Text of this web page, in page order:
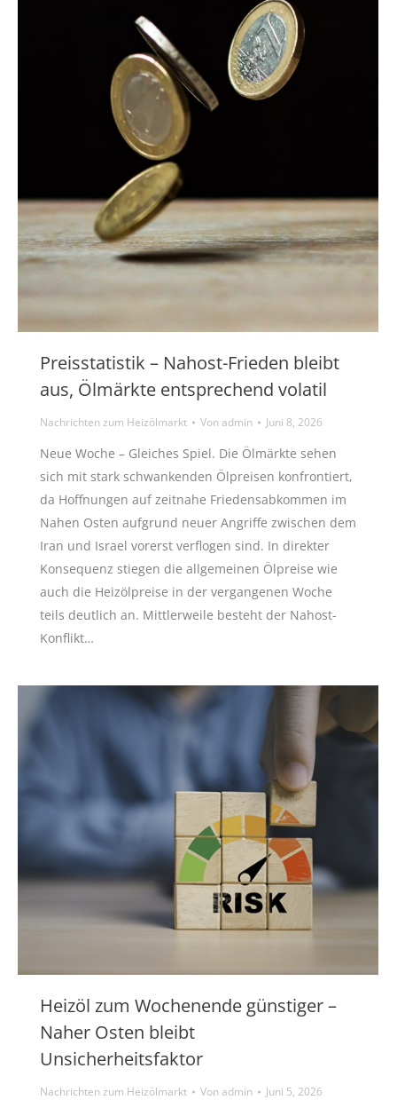
Preisstatistik – Nahost-Frieden bleibt
aus, Ölmärkte entsprechend volatil
Nachrichten zum Heizölmarkt Vonadmin Juni 8, 2026
Neue Woche – Gleiches Spiel. Die Ölmärkte sehen
sich mit stark schwankenden Ölpreisen konfrontiert,
da Hoffnungen auf zeitnahe Friedensabkommen im
Nahen Osten aufgrund neuer Angriffe zwischen dem
Iran und Israel vorerst verflogen sind. In direkter
Konsequenz stiegen die allgemeinen Ölpreise wie
auch die Heizölpreise in der vergangenen Woche
teils deutlich an. Mittlerweile besteht der Nahost-
Konflikt…
Heizöl zum Wochenende günstiger –
Naher Osten bleibt
Unsicherheitsfaktor
Nachrichten zum Heizölmarkt Vonadmin Juni 5, 2026